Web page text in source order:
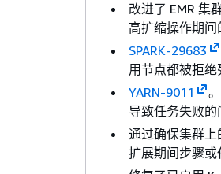
改进了 EMR 集
高扩缩操作期间
SPARK-29683
用节点都被拒绝
YARN-9011
导致任务失败的
通过确保集群上
扩展期间步骤或